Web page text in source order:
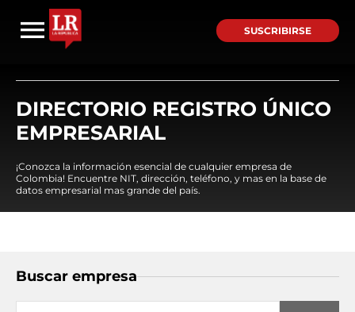
SUSCRIBIRSE
DIRECTORIO REGISTRO ÚNICO
EMPRESARIAL
¡Conozca la información esencial de cualquier empresa de
Colombia! Encuentre NIT, dirección, teléfono, y mas en la base de
datos empresarial mas grande del país.
Buscar empresa